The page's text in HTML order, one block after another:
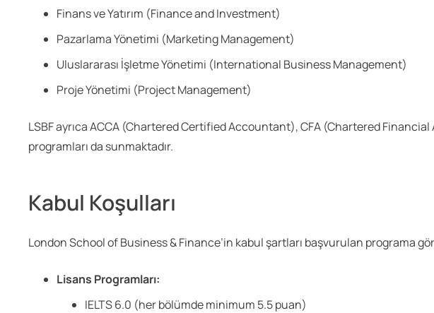
Finans ve Yatırım (Finance and Investment)
Pazarlama Yönetimi (Marketing Management)
Uluslararası İşletme Yönetimi (International Business Management)
Proje Yönetimi (Project Management)
LSBF ayrıca ACCA (Chartered Certified Accountant), CFA (Chartered
programları da sunmaktadır.
Kabul Koşulları
London School of Business & Finance’in kabul şartları başvurulan programa
Lisans Programları:
IELTS 6.0 (her bölümde minimum 5.5 puan)